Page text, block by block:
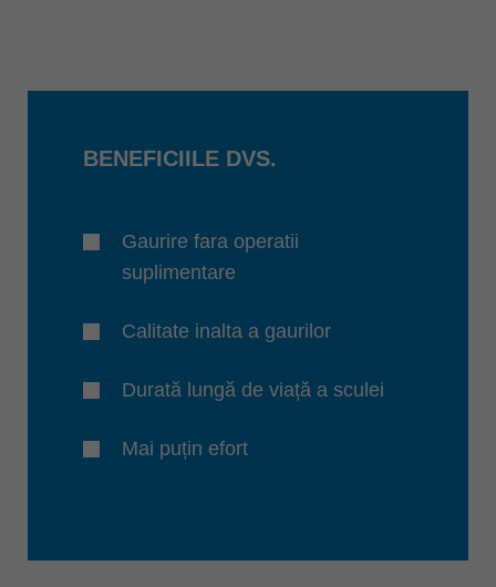
BENEFICIILE DVS.
Gaurire fara operatii
suplimentare
Calitate inalta a gaurilor
Durată lungă de viață a sculei
Mai puțin efort